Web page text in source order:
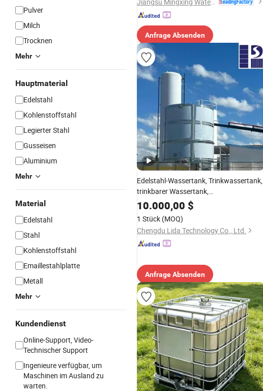
Pulver
Milch
Trocknen
Mehr
Hauptmaterial
Edelstahl
Kohlenstoffstahl
Legierter Stahl
Gusseisen
Aluminium
Mehr
Material
Edelstahl
Stahl
Kohlenstoffstahl
Emaillestahlplatte
Metall
Mehr
Kundendienst
Online-Support, Video-
Technischer Support
Ingenieure verfügbar, um
Maschinen im Ausland zu
warten.
Anfrage Absenden
Edelstahl-Wassertank, Trinkwassertank,
trinkbarer Wassertank,
Fischzuchtbehälter
10.000,00 $
1 Stück (MOQ)
Chengdu Lida Technology Co., Ltd.
Anfrage Absenden